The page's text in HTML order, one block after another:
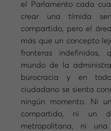
el Parlamento cada
crear una tímida
compartido, pero el
más que un concepto
fronteras indefinidas,
mundo de la
burocracia y en
ciudadano se sienta
ningún momento. Ni
compartido, ni un
metropolitana, ni